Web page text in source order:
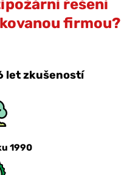
řešení
firmou?
let zkušeností
1990